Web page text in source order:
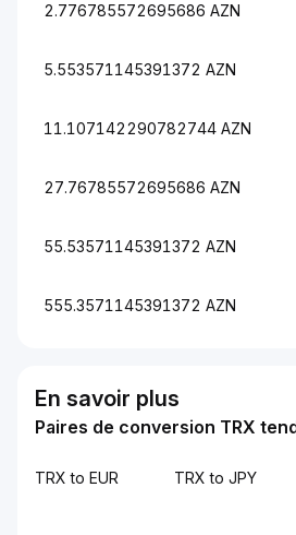
2.776785572695686 AZN
5.553571145391372 AZN
11.107142290782744 AZN
27.76785572695686 AZN
55.53571145391372 AZN
555.3571145391372 AZN
En savoir plus
Paires de conversion TRX
TRX to EUR TRX to JPY